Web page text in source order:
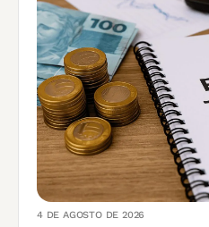
4 DE AGOSTO DE 2026